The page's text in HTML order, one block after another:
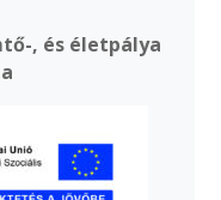
, és életpálya